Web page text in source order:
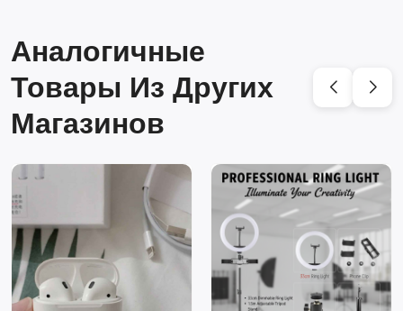
Аналогичные
Товары Из Других
Магазинов